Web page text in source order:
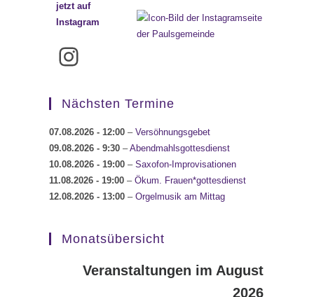
jetzt auf
Instagram
Instagram
Nächsten Termine
07.08.2026 - 12:00 – Versöhnungsgebet
09.08.2026 - 9:30 –Abendmahlsgottesdienst
10.08.2026 - 19:00 – Saxofon-Improvisationen
11.08.2026 - 19:00 – Ökum. Frauen*gottesdienst
12.08.2026 - 13:00 – Orgelmusik am Mittag
Monatsübersicht
Veranstaltungen im August
2026